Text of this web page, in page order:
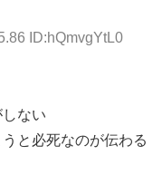
ID:hQmvgYtL0
ない
と必死なのが伝わる